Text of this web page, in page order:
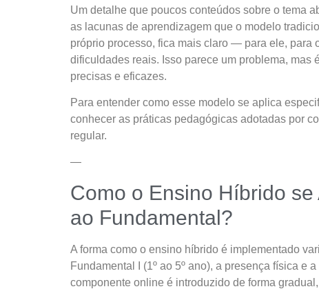
Um detalhe que poucos conteúdos sobre o tema
as lacunas de aprendizagem que o modelo
próprio processo, fica mais claro — para ele,
dificuldades reais. Isso parece um problema, mas
precisas e eficazes.
Para entender como esse modelo se aplica
conhecer as práticas pedagógicas adotadas por
regular.
—
Como o Ensino Híbrido
ao Fundamental?
A forma como o ensino híbrido é implementado
Fundamental I (1º ao 5º ano), a presença física
componente online é introduzido de forma